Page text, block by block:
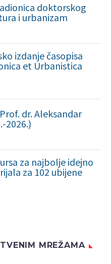
doktorskog
i urbanizam
izdanje časopisa
et Urbanistica
dr. Aleksandar
2026.)
za najbolje idejno
za 102 ubijene
MREŽAMA